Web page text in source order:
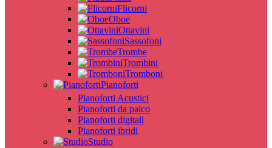
Flicorni
Oboe
Ottavini
Sassofoni
Trombe
Trombini
Tromboni
Pianoforti
Pianoforti Acustici
Pianoforti da palco
Pianoforti digitali
Pianoforti ibridi
Studio